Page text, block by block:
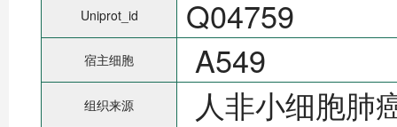
Uniprot_id Q04759
宿主细胞 A549
组织来源 人非小细胞肺